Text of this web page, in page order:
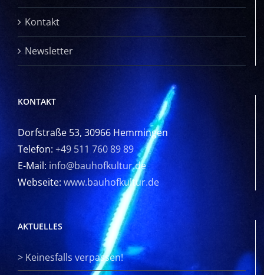
Kontakt
Newsletter
KONTAKT
Dorfstraße 53, 30966 Hemmingen
Telefon: +49 511 760 89 89
E-Mail: info@bauhofkultur.de
Webseite: www.bauhofkultur.de
AKTUELLES
> Keinesfalls verpassen!